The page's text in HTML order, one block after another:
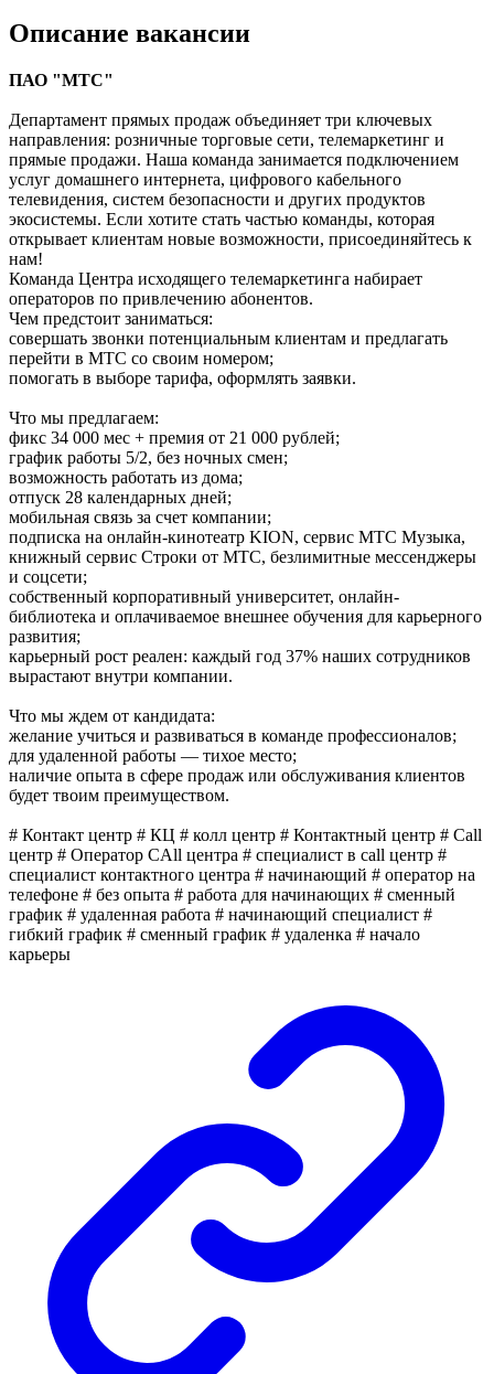
Описание вакансии
ПАО "МТС"
Департамент прямых продаж объединяет три ключевых
направления: розничные торговые сети, телемаркетинг и
прямые продажи. Наша команда занимается подключением
услуг домашнего интернета, цифрового кабельного
телевидения, систем безопасности и других продуктов
экосистемы. Если хотите стать частью команды, которая
открывает клиентам новые возможности, присоединяйтесь к
нам!
Команда Центра исходящего телемаркетинга набирает
операторов по привлечению абонентов.
Чем предстоит заниматься:
совершать звонки потенциальным клиентам и предлагать
перейти в МТС со своим номером;
помогать в выборе тарифа, оформлять заявки.
Что мы предлагаем:
фикс 34 000 мес + премия от 21 000 рублей;
график работы 5/2, без ночных смен;
возможность работать из дома;
отпуск 28 календарных дней;
мобильная связь за счет компании;
подписка на онлайн-кинотеатр KION, сервис МТС Музыка,
книжный сервис Строки от МТС, безлимитные мессенджеры
и соцсети;
собственный корпоративный университет, онлайн-
библиотека и оплачиваемое внешнее обучения для карьерного
развития;
карьерный рост реален: каждый год 37% наших сотрудников
вырастают внутри компании.
Что мы ждем от кандидата:
желание учиться и развиваться в команде профессионалов;
для удаленной работы — тихое место;
наличие опыта в сфере продаж или обслуживания клиентов
будет твоим преимуществом.
# Контакт центр # КЦ # колл центр # Контактный центр # Сall
центр # Оператор CAll центра # специалист в call центр #
специалист контактного центра # начинающий # оператор на
телефоне # без опыта # работа для начинающих # сменный
график # удаленная работа # начинающий специалист #
гибкий график # сменный график # удаленка # начало
карьеры